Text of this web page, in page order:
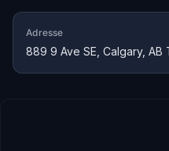
Adresse
889 9 Ave SE, Calgary, AB